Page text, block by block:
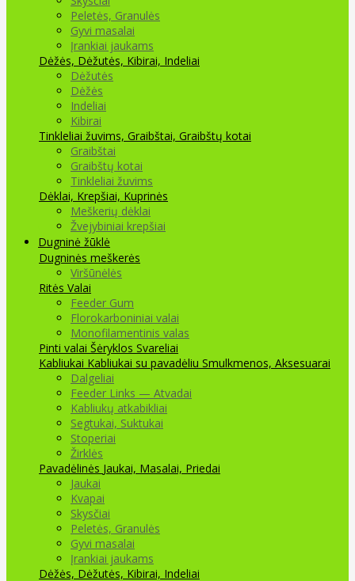
Peletės, Granulės
Gyvi masalai
Įrankiai jaukams
Dėžės, Dėžutės, Kibirai, Indeliai
Dėžutės
Dėžės
Indeliai
Kibirai
Tinkleliai žuvims, Graibštai, Graibštų kotai
Graibštai
Graibštų kotai
Tinkleliai žuvims
Dėklai, Krepšiai, Kuprinės
Meškerių dėklai
Žvejybiniai krepšiai
Dugninė žūklė
Dugninės meškerės
Viršūnėlės
Ritės Valai
Feeder Gum
Florokarboniniai valai
Monofilamentinis valas
Pinti valai Šėryklos Svareliai
Kabliukai Kabliukai su pavadėliu Smulkmenos, Aksesuarai
Dalgeliai
Feeder Links — Atvadai
Kabliukų atkabikliai
Segtukai, Suktukai
Stoperiai
Žirklės
Pavadėlinės Jaukai, Masalai, Priedai
Jaukai
Kvapai
Skysčiai
Peletės, Granulės
Gyvi masalai
Įrankiai jaukams
Dėžės, Dėžutės, Kibirai, Indeliai